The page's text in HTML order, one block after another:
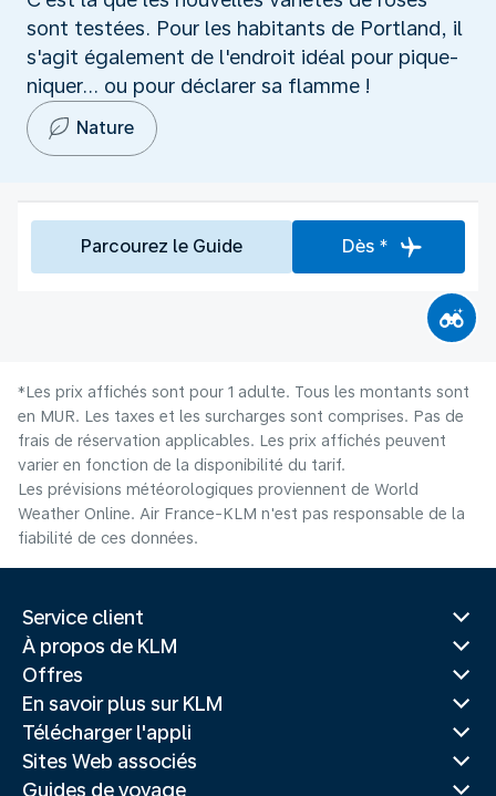
sont testées. Pour les habitants de Portland, il
s'agit également de l'endroit idéal pour pique-
niquer... ou pour déclarer sa flamme !
Nature
Parcourez le Guide Dès *
*Les prix affichés sont pour 1 adulte. Tous les montants sont
en MUR. Les taxes et les surcharges sont comprises. Pas de
frais de réservation applicables. Les prix affichés peuvent
varier en fonction de la disponibilité du tarif.
Les prévisions météorologiques proviennent de World
Weather Online. Air France-KLM n'est pas responsable de la
fiabilité de ces données.
Service client
À propos de KLM
Offres
En savoir plus sur KLM
Télécharger l'appli
Sites Web associés
Guides de voyage